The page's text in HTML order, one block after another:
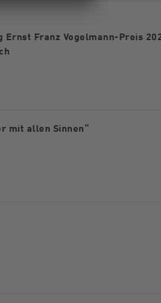
Franz Vogelmann-Preis
mit allen Sinnen“